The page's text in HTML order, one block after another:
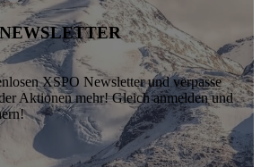
NEWSLETTER
XSPO Newsletter und verpasse
Aktionen mehr! Gleich anmelden und